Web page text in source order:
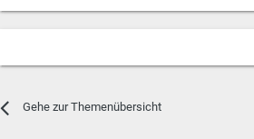
Gehe zur Themenübersicht